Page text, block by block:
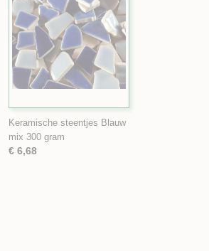
Keramische steentjes Blauw
mix 300 gram
€ 6,68